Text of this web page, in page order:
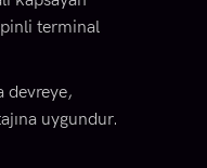
terminal
devreye,
uygundur.